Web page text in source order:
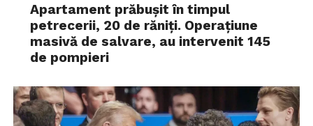
Apartament prăbușit în timpul
petrecerii, 20 de răniți. Operațiune
masivă de salvare, au intervenit 145
de pompieri